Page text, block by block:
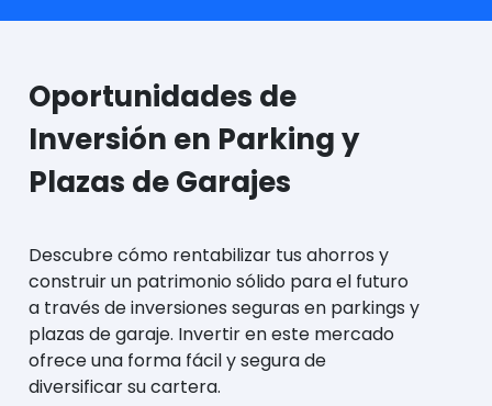
Oportunidades de
Inversión en Parking y
Plazas de Garajes
Descubre cómo rentabilizar tus ahorros y
construir un patrimonio sólido para el futuro
a través de inversiones seguras en parkings y
plazas de garaje. Invertir en este mercado
ofrece una forma fácil y segura de
diversificar su cartera.